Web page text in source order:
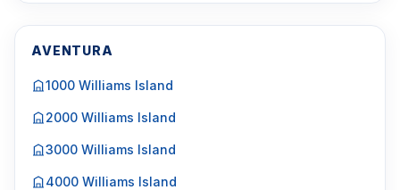
AVENTURA
1000 Williams Island
2000 Williams Island
3000 Williams Island
4000 Williams Island